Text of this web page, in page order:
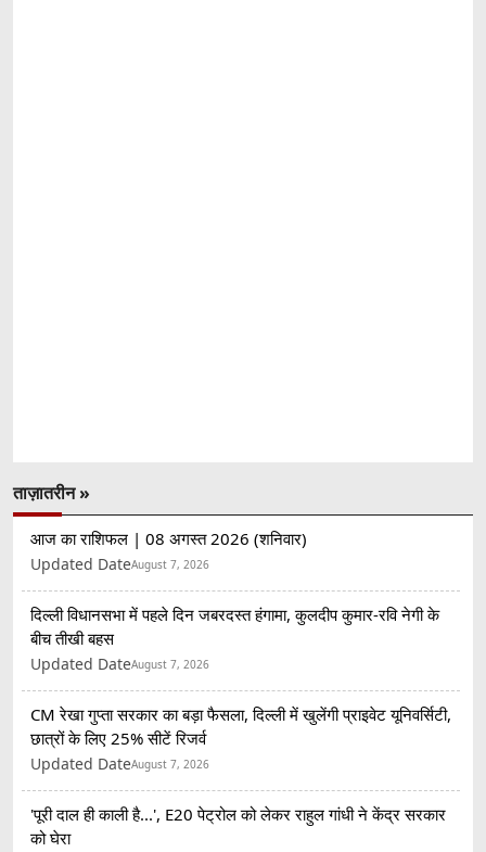
ताज़ातरीन »
आज का राशिफल | 08 अगस्त 2026 (शनिवार)
Updated DateAugust 7, 2026
दिल्ली विधानसभा में पहले दिन जबरदस्त हंगामा, कुलदीप कुमार-रवि नेगी के
बीच तीखी बहस
Updated DateAugust 7, 2026
CM रेखा गुप्ता सरकार का बड़ा फैसला, दिल्ली में खुलेंगी प्राइवेट यूनिवर्सिटी,
छात्रों के लिए 25% सीटें रिजर्व
Updated DateAugust 7, 2026
'पूरी दाल ही काली है...', E20 पेट्रोल को लेकर राहुल गांधी ने केंद्र सरकार
को घेरा